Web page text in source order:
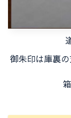
御朱印は庫裏